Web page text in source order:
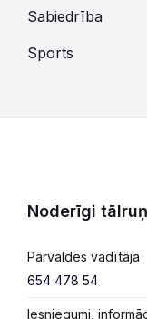
Sabiedrība
Sports
Noderīgi
Pārvaldes vadītāja
654 478 54
Iesniegumi,